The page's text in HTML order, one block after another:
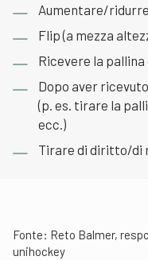
Aumentare/
Flip (a mezza
Ricevere la
Dopo aver
(p. es. tirare la
ecc.)
Tirare di diritto/di
Fonte: Reto Balmer,
unihockey